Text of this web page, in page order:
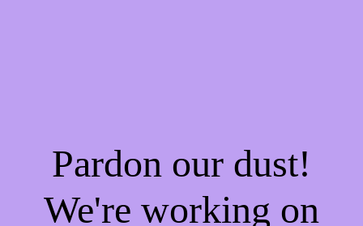
Pardon our dust!
We're working on